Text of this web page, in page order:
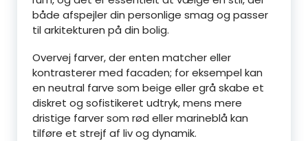
både afspejler din personlige smag og passer
til arkitekturen på din bolig.
Overvej farver, der enten matcher eller
kontrasterer med facaden; for eksempel kan
en neutral farve som beige eller grå skabe et
diskret og sofistikeret udtryk, mens mere
dristige farver som rød eller marineblå kan
tilføre et strejf af liv og dynamik.